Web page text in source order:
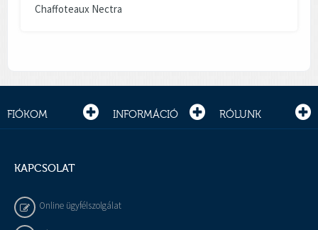
Chaffoteaux Nectra
FIÓKOM INFORMÁCIÓ RÓLUNK
KAPCSOLAT
Online ügyfélszolgálat